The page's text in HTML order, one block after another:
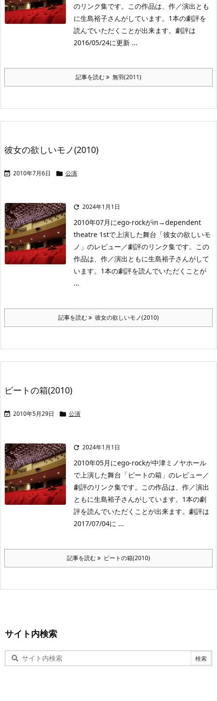
のリンク集です。この作品は、作／演出とも
に生島裕子さんがしています。1本の劇評を
読んでいただくことが出来ます。劇評は
2016/05/24に更新 ...
記事を読む 無羽(2011)
彼女の欲しいモノ(2010)
 2010年7月6日  公演
 2024年1月1日
2010年07月にego-rockがin→dependent
theatre 1stで上演した舞台「彼女の欲しいモ
ノ」のレビュー／劇評のリンク集です。この
作品は、作／演出ともに生島裕子さんがして
います。1本の劇評を読んでいただくことが
...
記事を読む 彼女の欲しいモノ(2010)
ピートの箱(2010)
 2010年5月29日  公演
 2024年1月1日
2010年05月にego-rockが中津ミノヤホール
で上演した舞台「ピートの箱」のレビュー／
劇評のリンク集です。この作品は、作／演出
ともに生島裕子さんがしています。1本の劇
評を読んでいただくことが出来ます。劇評は
2017/07/04に ...
記事を読む ピートの箱(2010)
サイト内検索